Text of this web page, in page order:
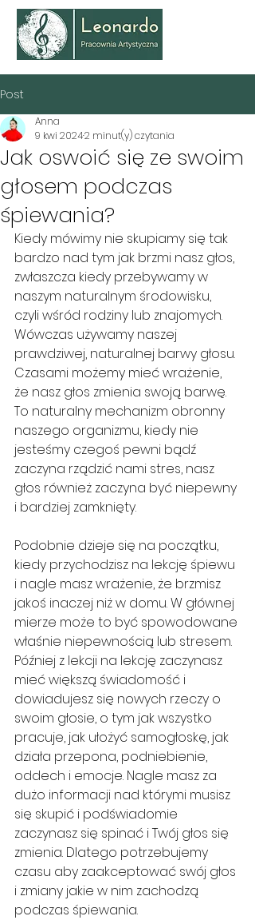
Post
Jak oswoić się ze swoim
głosem podczas
śpiewania?
Anna
9 kwi 20242 minut(y) czytania
Kiedy mówimy nie skupiamy się tak
bardzo nad tym jak brzmi nasz głos,
zwłaszcza kiedy przebywamy w
naszym naturalnym środowisku,
czyli wśród rodziny lub znajomych.
Wówczas używamy naszej
prawdziwej, naturalnej barwy głosu.
Czasami możemy mieć wrażenie,
że nasz głos zmienia swoją barwę.
To naturalny mechanizm obronny
naszego organizmu, kiedy nie
jesteśmy czegoś pewni bądź
zaczyna rządzić nami stres, nasz
głos również zaczyna być niepewny
i bardziej zamknięty.
Podobnie dzieje się na początku,
kiedy przychodzisz na lekcję śpiewu
i nagle masz wrażenie, że brzmisz
jakoś inaczej niż w domu. W głównej
mierze może to być spowodowane
właśnie niepewnością lub stresem.
Później z lekcji na lekcję zaczynasz
mieć większą świadomość i
dowiadujesz się nowych rzeczy o
swoim głosie, o tym jak wszystko
pracuje, jak ułożyć samogłoskę, jak
działa przepona, podniebienie,
oddech i emocje. Nagle masz za
dużo informacji nad którymi musisz
się skupić i podświadomie
zaczynasz się spinać i Twój głos się
zmienia. Dlatego potrzebujemy
czasu aby zaakceptować swój głos
i zmiany jakie w nim zachodzą
podczas śpiewania.